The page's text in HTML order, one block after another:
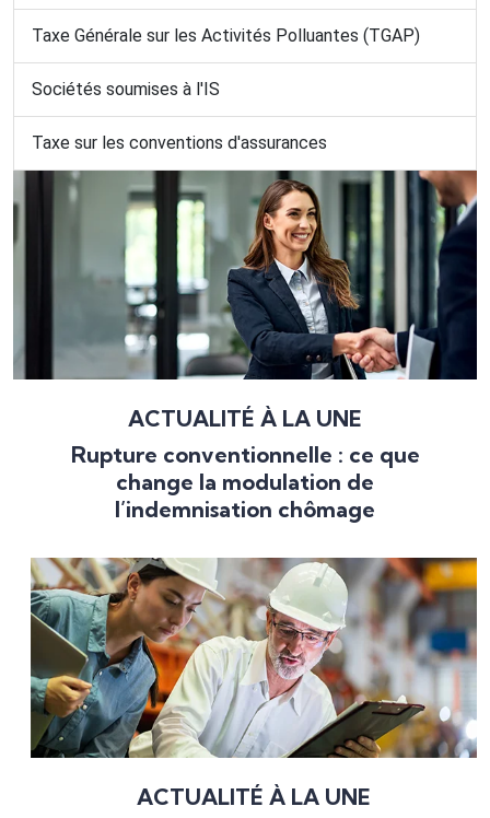
Taxe Générale sur les Activités Polluantes (TGAP)
Sociétés soumises à l'IS
Taxe sur les conventions d'assurances
ACTUALITÉ À LA UNE
Rupture conventionnelle : ce que
change la modulation de
l’indemnisation chômage
ACTUALITÉ À LA UNE